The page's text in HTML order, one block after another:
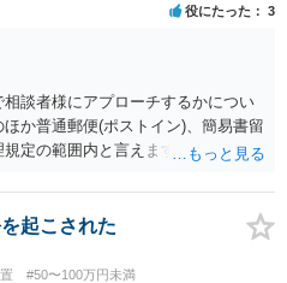
役にたった 3
談者様にアプローチするかについ
か普通郵便(ポストイン)、簡易書留
定の範囲内と言えますので、必ず
じて相談者様が弁護士に依頼をす
の代理人弁護士を飛び越えて相談者
務倫理上許されなくなる(懲戒処分
てしまうことを回避したいという
起こされた
#50〜100万円未満